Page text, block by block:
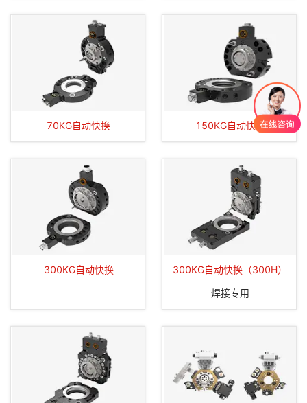
70KG自动快换 150KG自动快换
300KG自动快换
300KG自动快换（300H）
焊接专用